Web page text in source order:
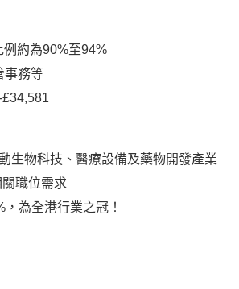
約為90%至94%​
事務等​
生物科技、醫療設備及藥物開發產業​
職位需求​
為全港行業之冠！​